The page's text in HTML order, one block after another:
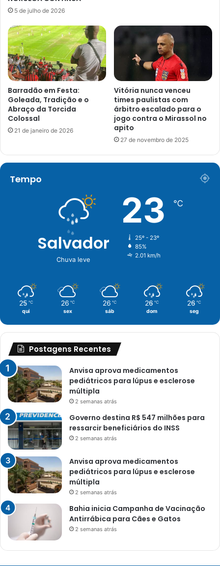
5 de julho de 2026
Barradão em Festa:
Goleada, Tradição e o
Abraço da Torcida
Colossal
21 de janeiro de 2026
Vitória nunca venceu
times paulistas com
árbitro escalado para o
jogo contra o Mirassol no
apito
27 de novembro de 2025
Tempo
Salvador
Chuva leve
23 ℃
25º - 23º
85%
2.01 km/h
25 ℃
qui
26 ℃
sex
26 ℃
sáb
26 ℃
dom
26 ℃
seg
Postagens Recentes
Anvisa aprova medicamentos
pediátricos para lúpus e esclerose
múltipla
2 semanas atrás
Governo destina R$ 547 milhões para
ressarcir beneficiários do INSS
2 semanas atrás
Anvisa aprova medicamentos
pediátricos para lúpus e esclerose
múltipla
2 semanas atrás
Bahia inicia Campanha de Vacinação
Antirrábica para Cães e Gatos
2 semanas atrás